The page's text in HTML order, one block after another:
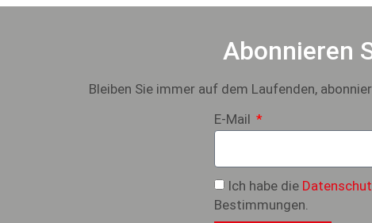
Abonnieren
Bleiben Sie immer auf dem Laufenden,
E-Mail
Ich habe die
Bestimmungen.